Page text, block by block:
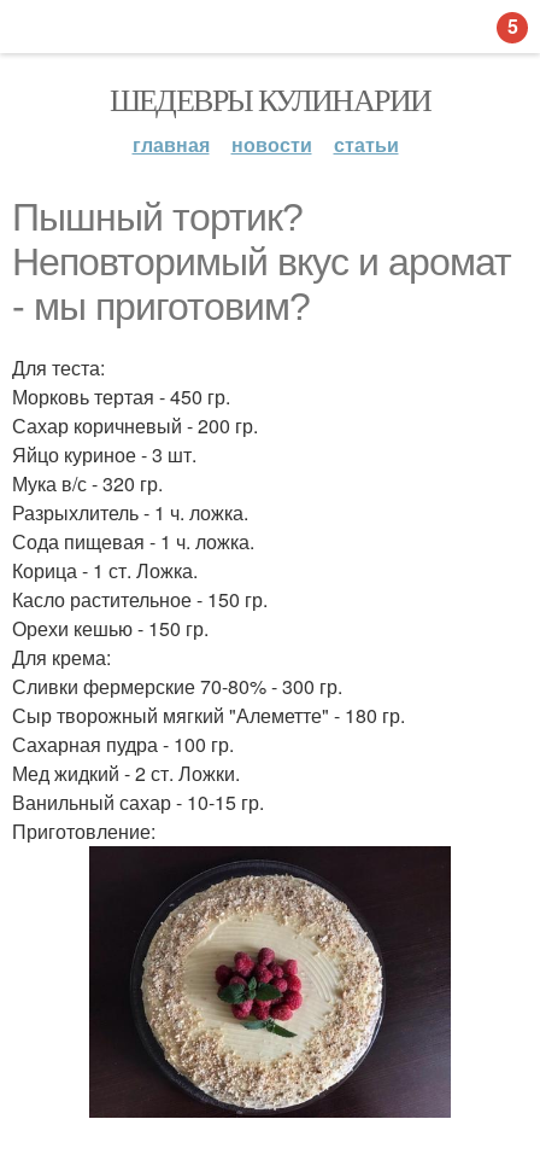
ШЕДЕВРЫ КУЛИНАРИИ
главная новости статьи
Пышный тортик?
Неповторимый вкус и аромат
- мы приготовим?
Для теста:
Морковь тертая - 450 гр.
Сахар коричневый - 200 гр.
Яйцо куриное - 3 шт.
Мука в/с - 320 гр.
Разрыхлитель - 1 ч. ложка.
Сода пищевая - 1 ч. ложка.
Корица - 1 ст. Ложка.
Касло растительное - 150 гр.
Орехи кешью - 150 гр.
Для крема:
Сливки фермерские 70-80% - 300 гр.
Сыр творожный мягкий "Алеметте" - 180 гр.
Сахарная пудра - 100 гр.
Мед жидкий - 2 ст. Ложки.
Ванильный сахар - 10-15 гр.
Приготовление:
5